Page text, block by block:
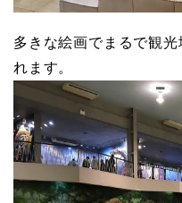
多きな絵画でまるで観
れます。